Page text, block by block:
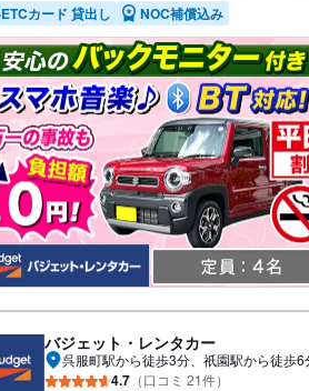
ETCカード 貸出し NOC補償込み
バジェット・レンタカー
呉服町駅から徒歩3分、祇園駅から徒歩6
4.7 （口コミ 21件）